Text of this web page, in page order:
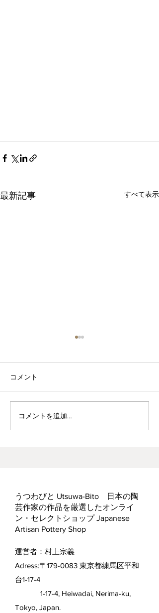
最新記事 すべて表示
ヘス&あかね夫妻 ２人展
コメント
コメントを追加…
うつわびと Utsuwa-Bito 日本の陶
芸作家の作品を厳選したオンライ
ン・セレクトショップ Japanese
Artisan Pottery Shop
運営者：村上宗義
Adress:〒179-0083 東京都練馬区平和
台1-17-4
1-17-4, Heiwadai, Nerima-ku,
Tokyo, Japan.